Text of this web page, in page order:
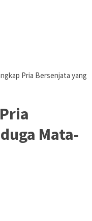
Pria Bersenjata yang
Mata-